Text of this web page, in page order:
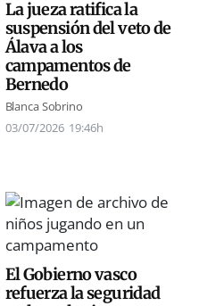
La jueza ratifica la
suspensión del veto de
Álava a los
campamentos de
Bernedo
Blanca Sobrino
03/07/2026 19:46h
El Gobierno vasco
refuerza la seguridad